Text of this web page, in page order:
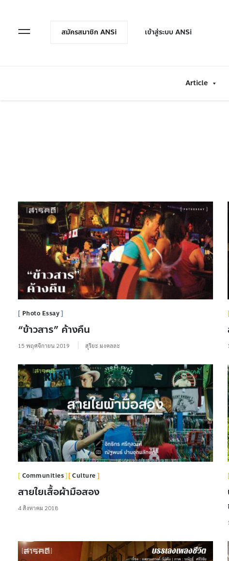
Open Menuสมัครสมาชิก ANSi เข้าสู่ระบบ ANSi
Article
Photo Essay
“ข้าวสาร” ค้างคืน
15 พฤศจิกายน 2019 สุริยะ มงคลละ
Communities Culture
สายใยเสื้อผ้ามือสอง
4 สิงหาคม 2018